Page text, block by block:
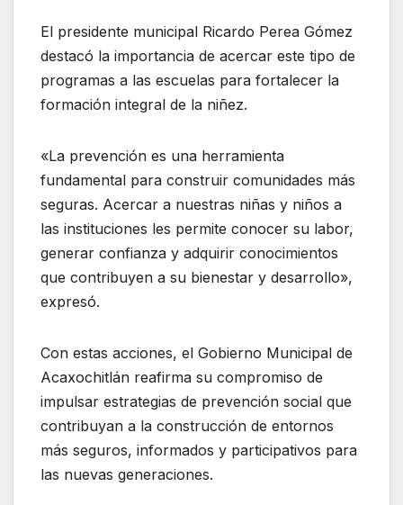
El presidente municipal Ricardo Perea Gómez
destacó la importancia de acercar este tipo de
programas a las escuelas para fortalecer la
formación integral de la niñez.
«La prevención es una he‌rramienta
fundamental para construir comunidades más
seguras. Acercar a nuestras niñas y niños a
las instituciones les permite conocer su labor,
generar confianza y adquirir conocimientos
que contribuyen a su bienestar y desarrollo»,
expresó.
Con estas acciones, el Gobierno Municipal de
Acaxochitlán reafirma su compromiso de
impulsar estrategias de ‍prevención social que
contribuyan a la construcción de entornos
más seguros, informados y‌ participativos para
las nuevas generaciones.